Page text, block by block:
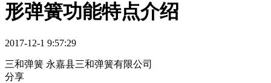
形弹簧功能特点介绍
2017-12-1 9:57:29
三和弹簧 永嘉县三和弹簧有限公司
分享